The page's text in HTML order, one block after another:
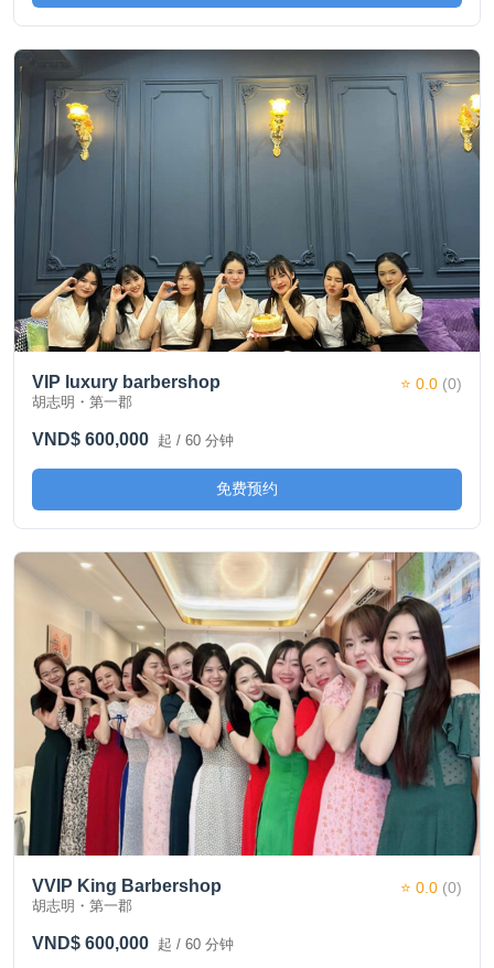
VIP luxury barbershop
胡志明・第一郡
⭐ 0.0 (0)
VND$ 600,000 起 / 60 分钟
免费预约
VVIP King Barbershop
胡志明・第一郡
⭐ 0.0 (0)
VND$ 600,000 起 / 60 分钟